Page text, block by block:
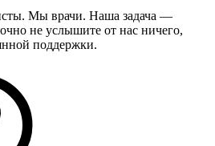
Мы врачи. Наша задача —
не услышите от нас ничего,
поддержки.